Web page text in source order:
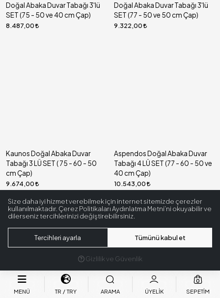
MENÜ TR TRY ARAMA ÜYELIK SEPETIM
0
Doğal Abaka Duvar Tabağı 3'lü
SET (75 - 50 ve 40 cm Çap)
8.487,00
Doğal Abaka Duvar Tabağı 3'lü
SET (77 - 50 ve 50 cm Çap)
9.322,00
Kaunos Doğal Abaka Duvar
Tabağı 3 LÜ SET ( 75 - 60 - 50
cm Çap)
9.674,00
Aspendos Doğal Abaka Duvar
Tabağı 4 LÜ SET (77 - 60 - 50 ve
40 cm Çap)
10.543,00
Size daha iyi hizmet verebilmek için internet sitemizde çerezler
kullanılmaktadır. Çerez Politikaları Aydınlatma Metni’ni okuyabilir ve
dilerseniz tercihlerinizi değiştirebilirsiniz.
Tercihleri ayarla Tümünü kabul et
Gizlilik ve Güvenlik